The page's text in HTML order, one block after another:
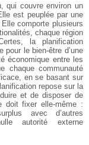
qui couvre environ un
est peuplée par une
comporte plusieurs
chaque région
la planification
pour le bien-être d’une
économique entre les
chaque communauté
en se basant sur
repose sur la
et de disposer de
doit fixer elle-même :
avec d’autres
autorité externe